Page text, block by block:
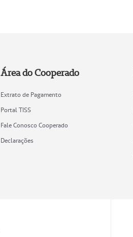
Área do Cooperado
Extrato de Pagamento
Portal TISS
Fale Conosco Cooperado
Declarações